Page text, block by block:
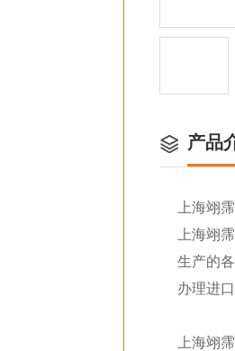
产品
上海翊
上海翊
生产的
办理进
上海翊